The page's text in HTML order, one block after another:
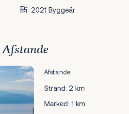
2021 Byggeår
Afstande
Strand: 2 km
Marked: 1 km